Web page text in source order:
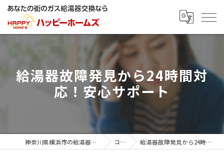
給湯器故障発見から24時間対
応！安心サポート
神奈川県横浜市の給湯器ならハッピーホームズ コラム 給湯器故障発見から24時間対応！安心サポート